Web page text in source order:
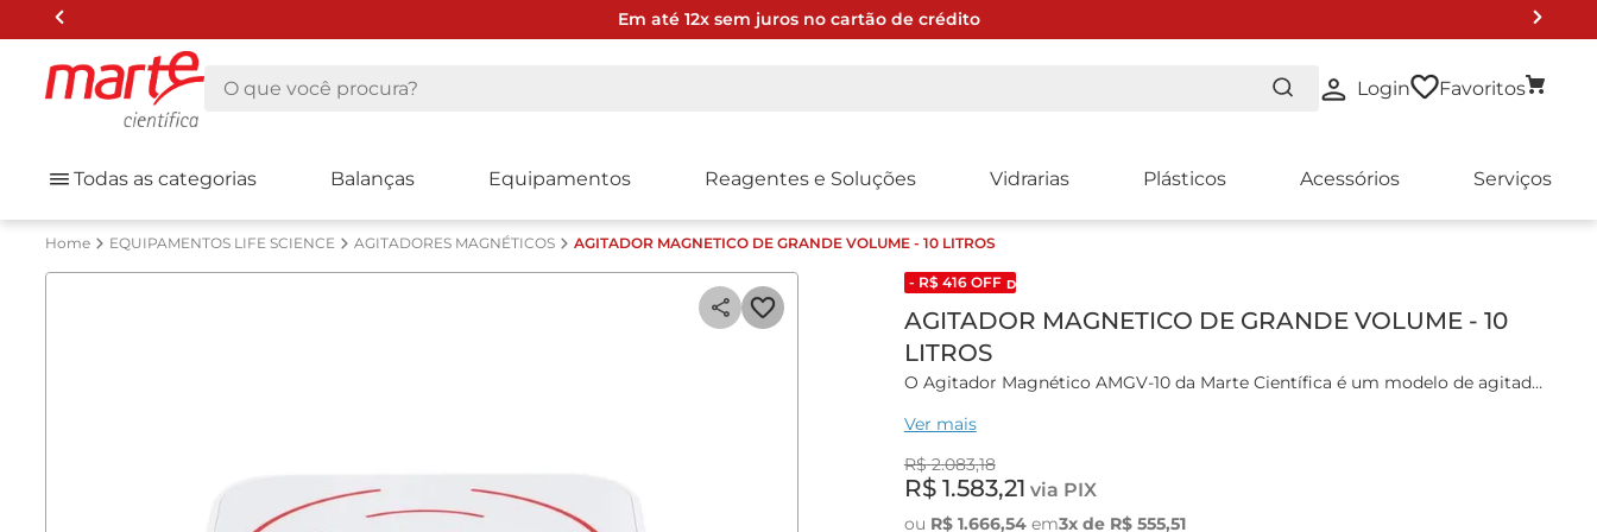
Em até 12x sem juros no cartão de crédito
O que você procura?
Login Favoritos
Todas as categorias Balanças Equipamentos Reagentes e Soluções Vidrarias Plásticos Acessórios Serviços
EQUIPAMENTOS LIFE SCIENCE AGITADORES MAGNÉTICOS AGITADOR MAGNETICO DE GRANDE VOLUME - 10 LITROS
- R$ 416OFF DESCONTO DE LISTA 2024
AGITADOR MAGNETICO DE GRANDE VOLUME - 10
LITROS
O Agitador Magnético AMGV-10 da Marte Científica é um modelo de agitador
em ambientes laboratoriais, sendo ideal para aplicações que exigem agitação
Características gerais:
Ver mais
R$ 2.083,18
R$ 1.583,21 via PIX
ou R$ 1.666,54em3x de R$ 555,51